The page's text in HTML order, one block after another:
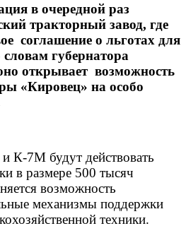
в очередной раз
тракторный завод, где
соглашение о льготах для
губернатора
открывает возможность
«Кировец» на особо
К-7М будут действовать
в размере 500 тысяч
возможность
механизмы поддержки
техники.